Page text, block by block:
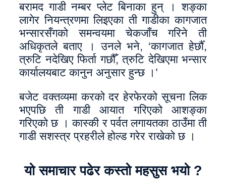
बरामद गाडी नम्बर प्लेट बिनाका हुन् । शङ्का
लागेर नियन्त्रणमा लिइएका ती गाडीका कागजात
भन्सारसँगको समन्वयमा चेकजाँच गरिने ती
अधिकृतले बताए । उनले भने, ‘कागजात हेर्छौँ,
त्रुटि नदेखिए फिर्ता गछौँ, त्रुटि देखिएमा भन्सार
कार्यालयबाट कानुन अनुसार हुन्छ ।’
बजेट वक्तव्यमा करको दर हेरफेरको सूचना लिक
भएपछि ती गाडी आयात गरिएको आशङ्का
गरिएको छ । कास्की र पर्वत लगायतका ठाउँमा ती
गाडी सशस्त्र प्रहरीले होल्ड गरेर राखेको छ ।
यो समाचार पढेर कस्तो महसुस भयो ?